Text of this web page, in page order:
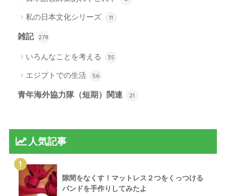
私の日本文化シリーズ 11
雑記 278
いろんなことを考える 35
エジプトでの生活 56
青年海外協力隊（短期）関連 21
人気記事
1
隙間をなくす！マットレス２つをくっつける
バンドを手作りしてみたよ